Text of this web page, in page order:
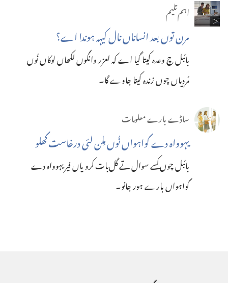
اہم تلیم
مرن تو‌ں بعد انساناں نال کیہہ ہو‌ندا اے؟‏
بائبل چ و‌عدہ کیتا گیا اے کہ لعزر و‌انگو‌ں لکھاں لو‌کاں نُو‌ں
مُردیاں چو‌ں زندہ کیتا جاو‌ے گا۔‏
ساڈے بارے معلومات
یہوواہ دے گواہواں نُوں مِلن لئی درخاست گھلو
بائبل چوں کسے سوال تے گل‌بات کرو یاں فیر یہوواہ دے
گواہواں بارے ہور جانو۔‏